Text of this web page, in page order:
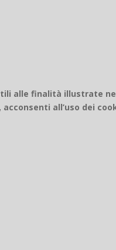
alle finalità illustrate
all’uso dei